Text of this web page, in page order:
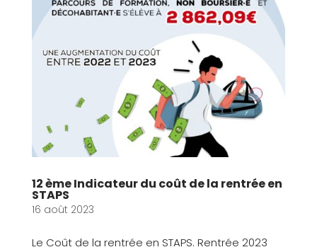
12 ème Indicateur du coût de la rentrée en
STAPS
16 août 2023
Le Coût de la rentrée en STAPS. Rentrée 2023